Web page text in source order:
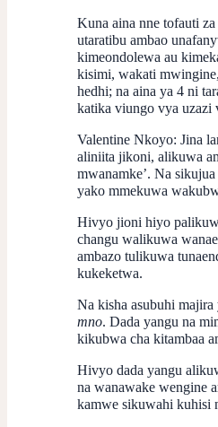
Kuna aina nne tofauti
utaratibu ambao
kimeondolewa au
kisimi, wakati
hedhi; na aina ya 4 ni
katika viungo vya uzazi
Valentine Nkoyo: Jina
aliniita jikoni, alikuwa
mwanamke’. Na
yako mmekuwa
Hivyo jioni hiyo
changu walikuwa
ambazo tulikuwa
kukeketwa.
Na kisha asubuhi
mno. Dada yangu na
kikubwa cha kitambaa
Hivyo dada yangu
na wanawake wengine
kamwe sikuwahi kuhisi